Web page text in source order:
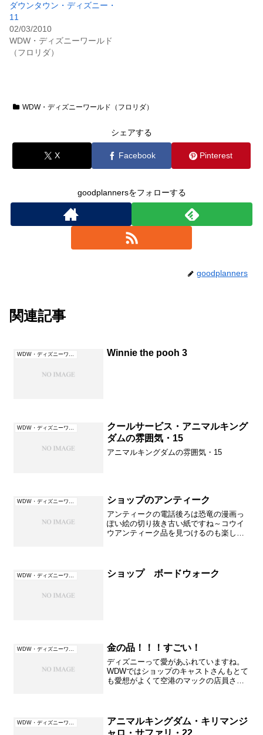
ダウンタウン・ディズニー・
11
02/03/2010
WDW・ディズニーワールド
（フロリダ）
WDW・ディズニーワールド（フロリダ）
シェアする
X Facebook Pinterest
goodplannersをフォローする
goodplanners
関連記事
Winnie the pooh 3
クールサービス・アニマルキング
ダムの雰囲気・15
アニマルキングダムの雰囲気・15
WDW・ディズニーワールド（フロリダ） ショップのアンティーク
アンティークの電話後ろは恐竜の漫画っ
ぽい絵の切り抜き古い紙ですね～コウイ
ウアンティーク品を見つけるのも楽しい
ショップ ボードウォーク
金の品！！！すごい！
ディズニーって愛があふれていますね。
WDWではショップのキャストさんもとて
も愛想がよくて空港のマックの店員さん
いのですがたま～に（笑...
WDW・ディズニーワールド（フロリダ）
アニマルキングダム・キリマンジ
ャロ・サファリ・22